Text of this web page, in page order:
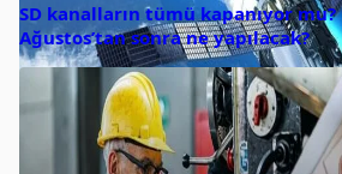
SD kanalların tümü kapanıyor mu?
Ağustos’tan sonra ne yapılacak?